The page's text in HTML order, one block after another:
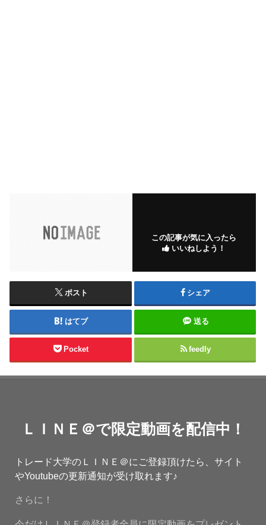
この記事が気に入ったら
いいねしよう！
ポスト シェア
はてブ 送る
Pocket feedly
ＬＩＮＥ＠で限定動画を配信中！
トレード大学のＬＩＮＥ＠にご登録頂けたら、サイト
やYoutubeの更新通知が受け取れます♪
さらに！